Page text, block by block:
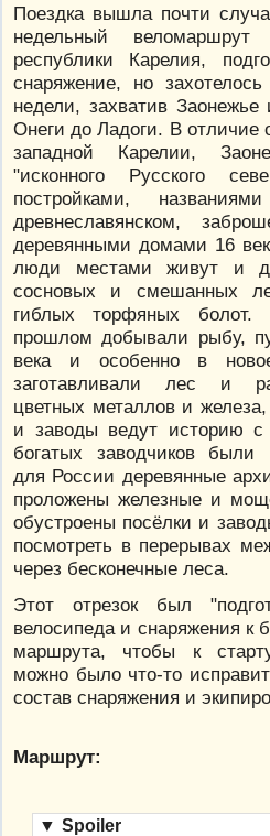
Поездка вышла почти
недельный
республики Карелия,
снаряжение, но
недели, захватив
Онеги до Ладоги. В
западной Карелии,
"исконного Русского
постройками,
древнеславянском,
деревянными домами 16
люди местами живут и
сосновых и смешанных
гиблых торфяных
прошлом добывали рыбу,
века и особенно в
заготавливали лес и
цветных металлов и
и заводы ведут историю
богатых заводчиков были
для России деревянные
проложены железные и
обустроены посёлки и
посмотреть в перерывах
через бесконечные леса.
Этот отрезок был
велосипеда и снаряжения к
маршрута, чтобы к
можно было что-то
состав снаряжения и
Маршрут:
▼ Spoiler